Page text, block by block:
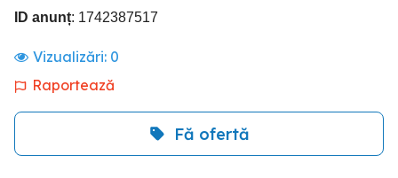
ID anunț: 1742387517
Vizualizări: 0
Raportează
Fă ofertă